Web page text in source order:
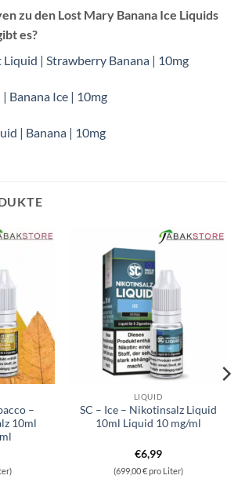
zu den Lost Mary Banana Ice Liquids
es?
Liquid | Strawberry Banana | 10mg
Banana Ice | 10mg
| Banana | 10mg
–
10ml
LIQUID
SC – Ice – Nikotinsalz Liquid
10ml Liquid 10 mg/ml
€6,99
(699,00 € pro Liter)